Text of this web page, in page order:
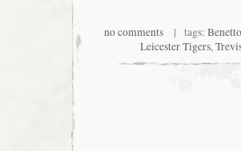
no comments | tags:
Leicester Tigers,